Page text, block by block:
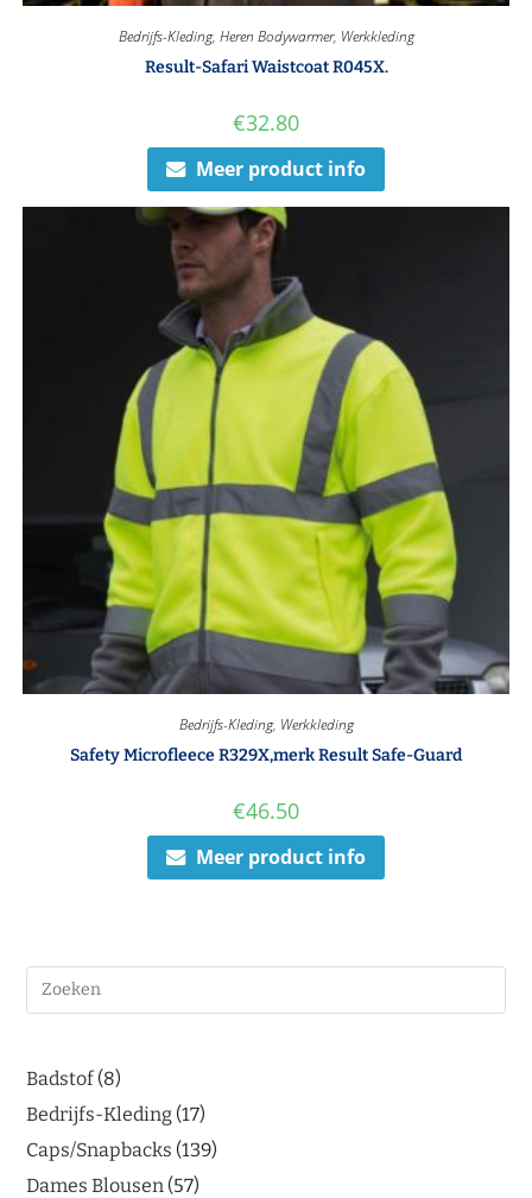
Bedrijfs-Kleding, Heren Bodywarmer, Werkkleding
Result-Safari Waistcoat R045X.
€32.80
Meer product info
Bedrijfs-Kleding, Werkkleding
Safety Microfleece R329X,merk Result Safe-Guard
€46.50
Meer product info
Badstof 8
Bedrijfs-Kleding 17
Caps/Snapbacks 139
Dames Blousen 57